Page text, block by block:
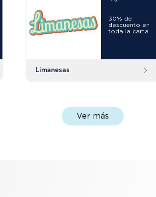
30% de
descuento en
toda la carta
Limanesas
Ver más